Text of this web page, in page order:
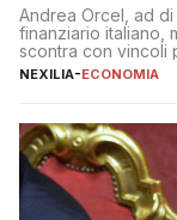
Andrea Orcel, ad
finanziario italiano,
scontra con vincoli
protezionistiche.
NEXILIA-ECONOMIA